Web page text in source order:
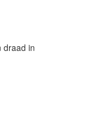
draad in